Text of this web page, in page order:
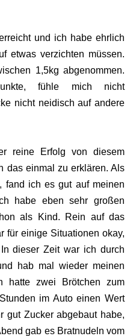
und ich habe ehrlich
etwas verzichten müssen.
1,5kg abgenommen.
fühle mich nicht
nicht neidisch auf andere
reine Erfolg von diesem
das einmal zu erklären. Als
fand ich es gut auf meinen
habe eben sehr großen
als Kind. Rein auf das
für einige Situationen okay,
dieser Zeit war ich durch
hab mal wieder meinen
hatte zwei Brötchen zum
im Auto einen Wert
gut Zucker abgebaut habe,
gab es Bratnudeln vom